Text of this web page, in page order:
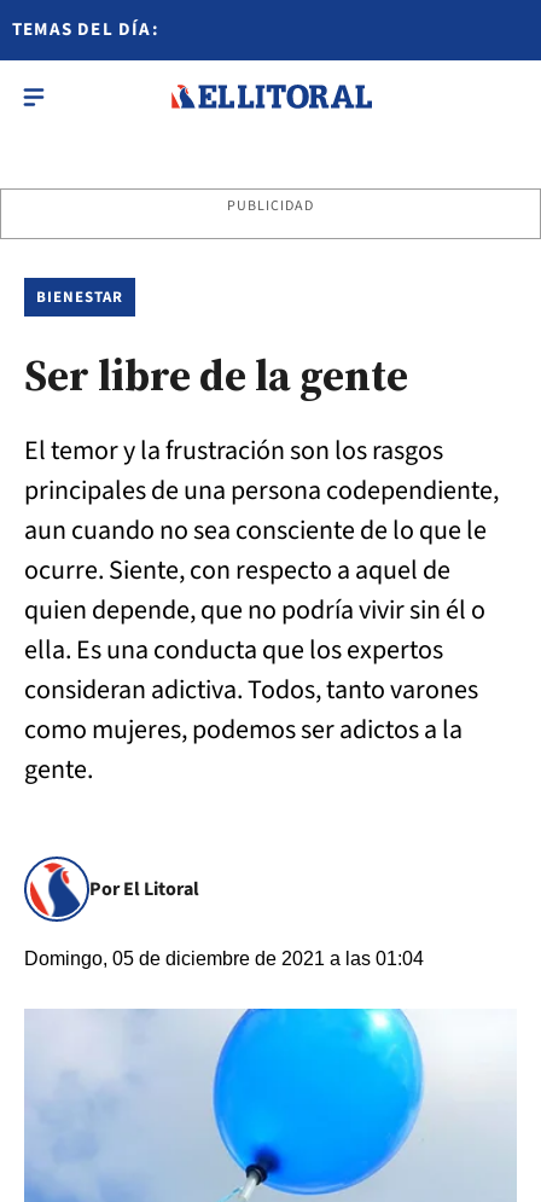
TEMAS DEL DÍA:
PUBLICIDAD
BIENESTAR
Ser libre de la gente
El temor y la frustración son los rasgos
principales de una persona codependiente,
aun cuando no sea consciente de lo que le
ocurre. Siente, con respecto a aquel de
quien depende, que no podría vivir sin él o
ella. Es una conducta que los expertos
consideran adictiva. Todos, tanto varones
como mujeres, podemos ser adictos a la
gente.
Por El Litoral
Domingo, 05 de diciembre de 2021 a las 01:04